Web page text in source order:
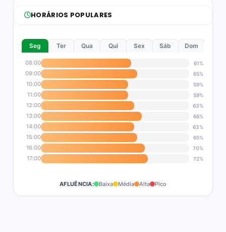
HORÁRIOS POPULARES
Seg Ter Qua Qui Sex Sáb Dom
08:00 61%
09:00 65%
10:00 59%
11:00 59%
12:00 63%
13:00 68%
14:00 63%
15:00 65%
16:00 70%
17:00 72%
AFLUÊNCIA: Baixa Média Alta Pico